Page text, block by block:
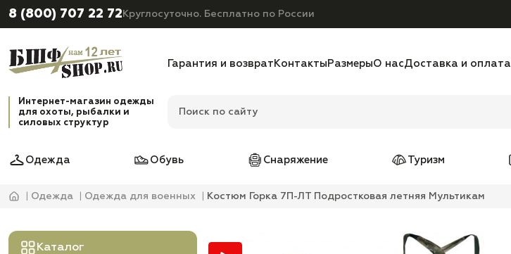
8 (800) 707 22 72 Круглосуточно. Бесплатно по России
Гарантия и возврат Контакты РазмерыО насДоставка и оплата
Интернет-магазин одежды
для охоты, рыбалки и
силовых структур
Одежда Обувь Снаряжение Туризм
Одежда Одежда для военных Костюм Горка 7П-ЛТ Подростковая летняя Мультикам
Каталог